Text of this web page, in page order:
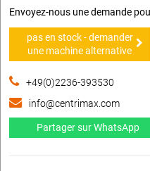
Envoyez-nous une demande
pas en stock - demander
une machine alternative
+49(0)2236-393530
info@centrimax.com
Partager sur WhatsApp